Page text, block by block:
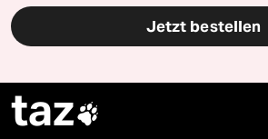
Jetzt bestellen
taz